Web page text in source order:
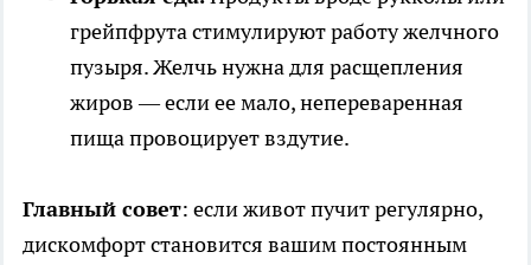
грейпфрута стимулируют работу желчного
пузыря. Желчь нужна для расщепления
жиров — если ее мало, непереваренная
пища провоцирует вздутие.
Главный совет: если живот пучит регулярно,
дискомфорт становится вашим постоянным